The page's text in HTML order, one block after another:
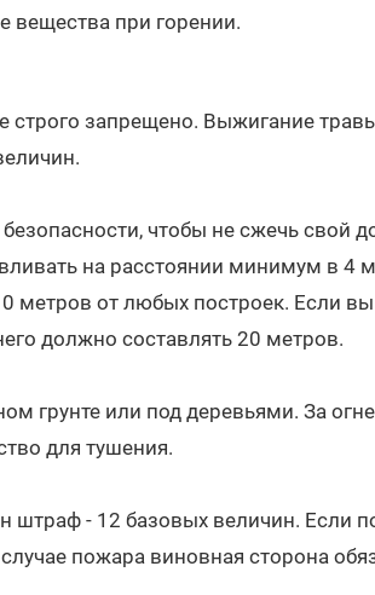
при горении.
строго запрещено. Выжигание
чтобы не сжечь свой
на расстоянии минимум в 4
метров от любых построек. Если
должно составлять 20 метров.
грунте или под деревьями. За
для тушения.
штраф - 12 базовых величин. Если
пожара виновная сторона